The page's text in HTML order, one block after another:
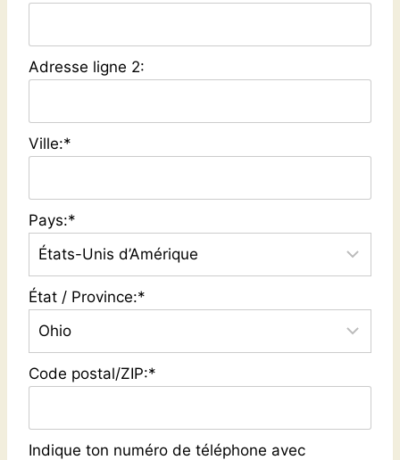
Adresse ligne 2:
Ville:*
Pays:*
État / Province:*
Code postal/ZIP:*
Indique ton numéro de téléphone avec